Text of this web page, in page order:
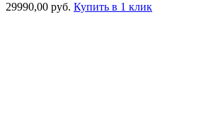
29990,00 руб. Купить в 1 клик